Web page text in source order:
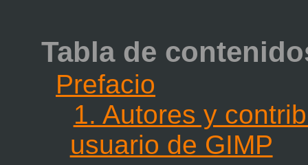
Tabla de
Prefacio
1. Autores y
usuario de GIMP